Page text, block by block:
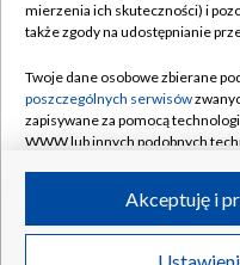
Naziemna Telewizja
Rada Programowa
System NOS
Informacje o nadawcy
Program dla prasy
©2026
mierzenia ich skuteczności) i
także zgody na udostępnianie
Twoje dane osobowe zbierane
poszczególnych serwisów
zapisywane za pomocą
WWW lub innych podobnych
ruchu w Internecie.
Twoje dane osobowe zbierane
Akceptuję i